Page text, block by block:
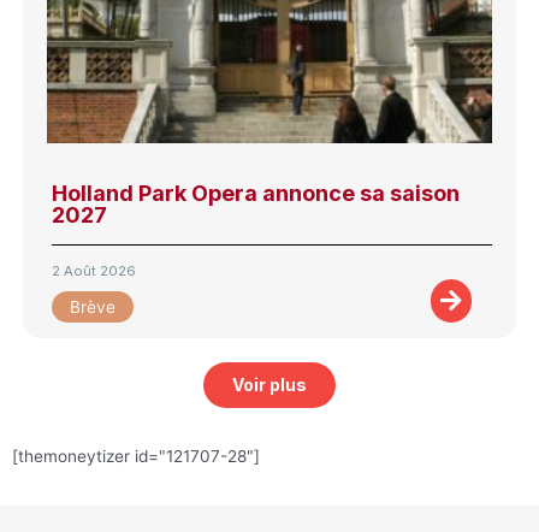
Holland Park Opera annonce sa saison
2027
2 Août 2026
Brève
Voir plus
[themoneytizer id="121707-28"]